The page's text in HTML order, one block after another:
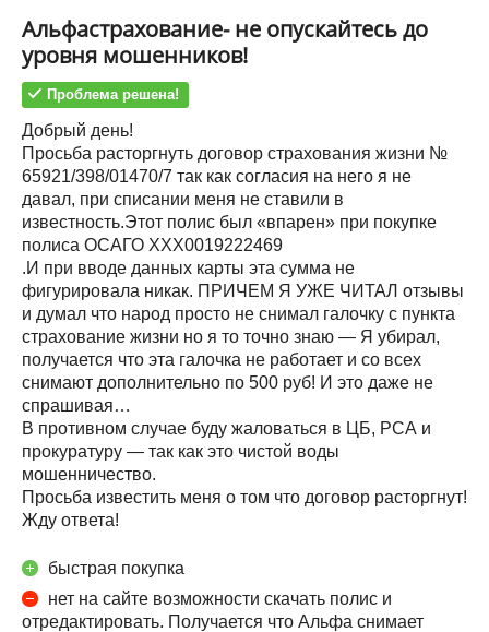
Альфастрахование- не опускайтесь до
уровня мошенников!
Проблема решена!
Добрый день!
Просьба расторгнуть договор страхования жизни №
65921/398/01470/7 так как согласия на него я не
давал, при списании меня не ставили в
известность.Этот полис был «впарен» при покупке
полиса ОСАГО ХХХ0019222469
.И при вводе данных карты эта сумма не
фигурировала никак. ПРИЧЕМ Я УЖЕ ЧИТАЛ отзывы
и думал что народ просто не снимал галочку с пункта
страхование жизни но я то точно знаю — Я убирал,
получается что эта галочка не работает и со всех
снимают дополнительно по 500 руб! И это даже не
спрашивая…
В противном случае буду жаловаться в ЦБ, РСА и
прокуратуру — так как это чистой воды
мошенничество.
Просьба известить меня о том что договор расторгнут!
Жду ответа!
быстрая покупка
нет на сайте возможности скачать полис и
отредактировать. Получается что Альфа снимает